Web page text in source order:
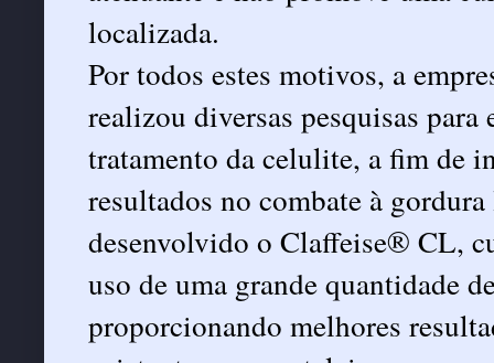
localizada.
Por todos estes motivos, a
realizou diversas pesquisas
tratamento da celulite, a fim de
resultados no combate à
desenvolvido o Claffeise® CL,
uso de uma grande quantidade
proporcionando melhores